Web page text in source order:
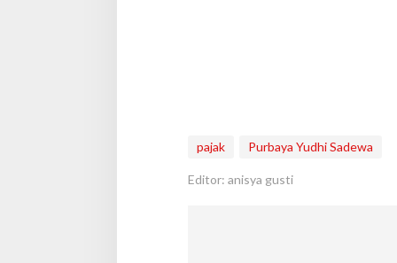
pajak Purbaya Yudhi Sadewa
Editor: anisya gusti